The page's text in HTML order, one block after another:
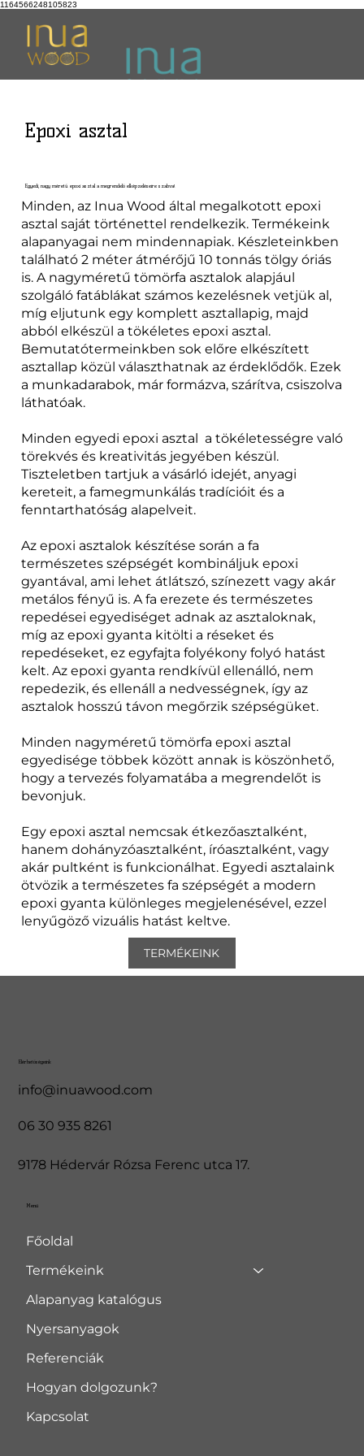
1164566248105823
Epoxi asztal
Egyedi, nagy méretű epoxi asztal a megrendelő elképzeléseire szabva!
Minden, az Inua Wood által megalkotott epoxi
asztal saját történettel rendelkezik. Termékeink
alapanyagai nem mindennapiak. Készleteinkben
található 2 méter átmérőjű 10 tonnás tölgy óriás
is. A nagyméretű tömörfa asztalok alapjául
szolgáló fatáblákat számos kezelésnek vetjük al,
míg eljutunk egy komplett asztallapig, majd
abból elkészül a tökéletes epoxi asztal.
Bemutatótermeinkben sok előre elkészített
asztallap közül választhatnak az érdeklődők. Ezek
a munkadarabok, már formázva, szárítva, csiszolva
láthatóak.
Minden egyedi epoxi asztal a tökéletességre való
törekvés és kreativitás jegyében készül.
Tiszteletben tartjuk a vásárló idejét, anyagi
kereteit, a famegmunkálás tradícióit és a
fenntarthatóság alapelveit.
Az epoxi asztalok készítése során a fa
természetes szépségét kombináljuk epoxi
gyantával, ami lehet átlátszó, színezett vagy akár
metálos fényű is. A fa erezete és természetes
repedései egyediséget adnak az asztaloknak,
míg az epoxi gyanta kitölti a réseket és
repedéseket, ez egyfajta folyékony folyó hatást
kelt. Az epoxi gyanta rendkívül ellenálló, nem
repedezik, és ellenáll a nedvességnek, így az
asztalok hosszú távon megőrzik szépségüket.
Minden nagyméretű tömörfa epoxi asztal
egyedisége többek között annak is köszönhető,
hogy a tervezés folyamatába a megrendelőt is
bevonjuk.
Egy epoxi asztal nemcsak étkezőasztalként,
hanem dohányzóasztalként, íróasztalként, vagy
akár pultként is funkcionálhat. Egyedi asztalaink
ötvözik a természetes fa szépségét a modern
epoxi gyanta különleges megjelenésével, ezzel
lenyűgöző vizuális hatást keltve.
TERMÉKEINK
Elérhetőségeink
info@inuawood.com
06 30 935 8261
9178 Hédervár Rózsa Ferenc utca 17.
Menü
Főoldal
Termékeink
Alapanyag katalógus
Nyersanyagok
Referenciák
Hogyan dolgozunk?
Kapcsolat